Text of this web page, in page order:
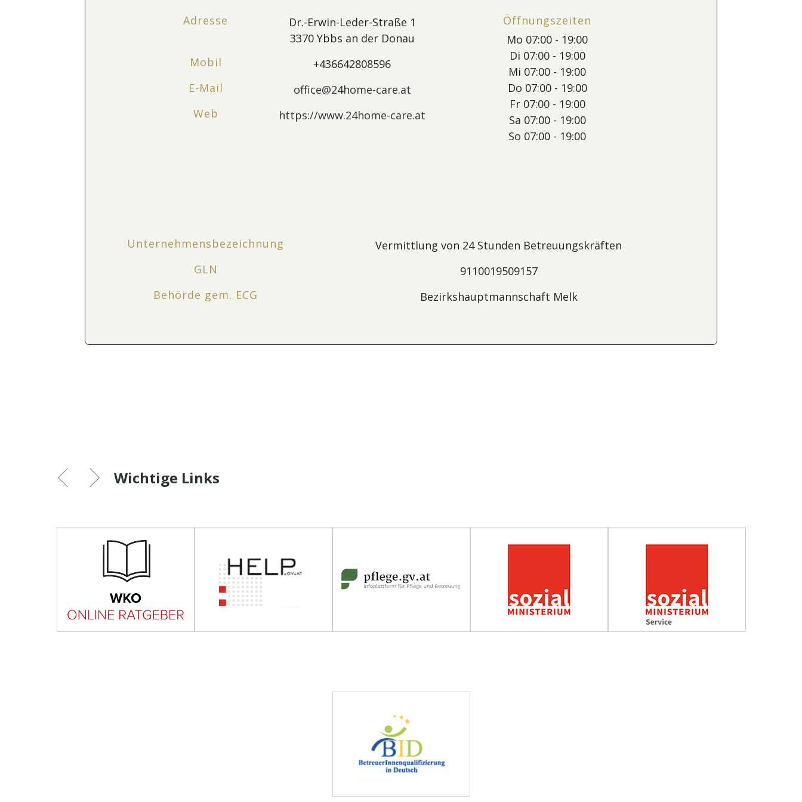
Adresse
Dr.-Erwin-Leder-Straße 1
3370 Ybbs an der Donau
Mobil
+436642808596
E-Mail
office@24home-care.at
Web
https://www.24home-care.at
Öffnungszeiten
Mo 07:00 - 19:00
Di 07:00 - 19:00
Mi 07:00 - 19:00
Do 07:00 - 19:00
Fr 07:00 - 19:00
Sa 07:00 - 19:00
So 07:00 - 19:00
Unternehmensbezeichnung
Vermittlung von 24 Stunden Betreuungskräften
GLN
9110019509157
Behörde gem. ECG
Bezirkshauptmannschaft Melk
Wichtige Links